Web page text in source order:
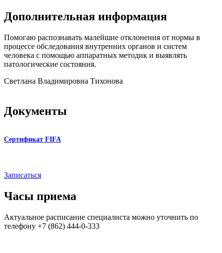
Дополнительная информация
Помогаю распознавать малейшие отклонения от нормы в
процессе обследования внутренних органов и систем
человека с помощью аппаратных методик и выявлять
патологические состояния.
Светлана Владимировна Тихонова
Документы
Сертификат FIFA
Записаться
Часы приема
Актуальное расписание специалиста можно уточнить по
телефону +7 (862) 444-0-333